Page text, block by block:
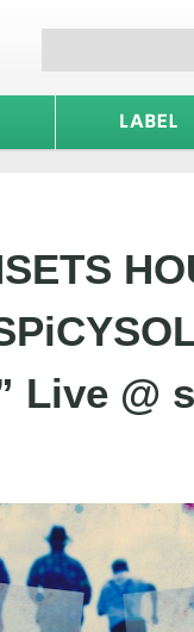
Live @